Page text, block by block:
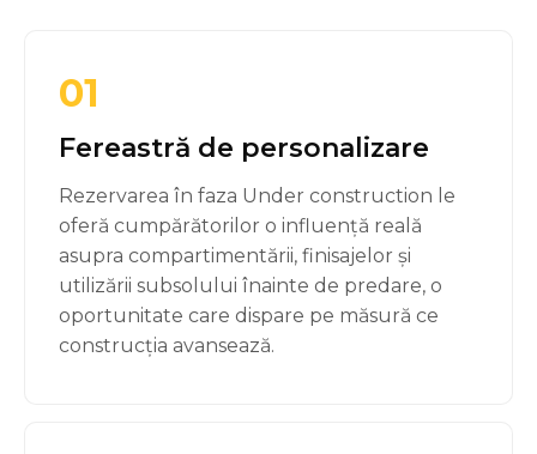
01
Fereastră de personalizare
Rezervarea în faza Under construction le
oferă cumpărătorilor o influență reală
asupra compartimentării, finisajelor și
utilizării subsolului înainte de predare, o
oportunitate care dispare pe măsură ce
construcția avansează.